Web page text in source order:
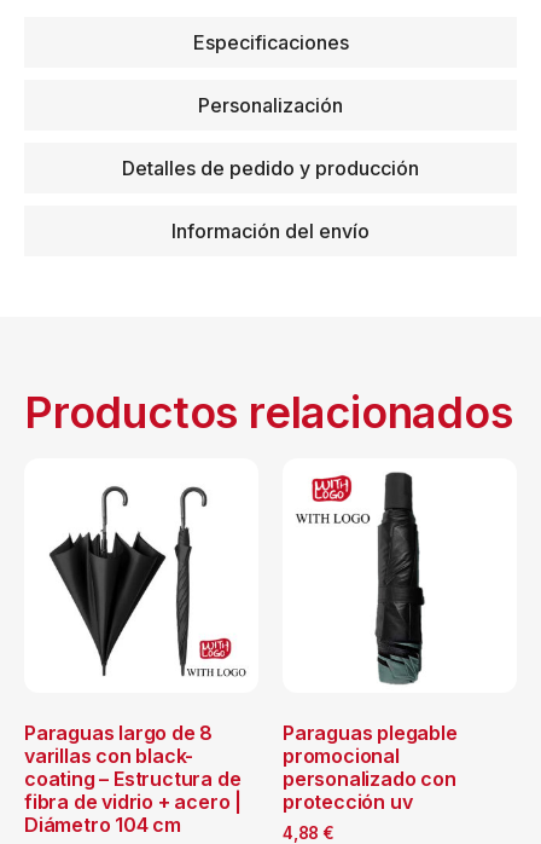
Especificaciones
Personalización
Detalles de pedido y producción
Información del envío
Productos relacionados
Paraguas largo de 8
varillas con black-
coating – Estructura de
fibra de vidrio + acero |
Diámetro 104 cm
Paraguas plegable
promocional
personalizado con
protección uv
4,88 €